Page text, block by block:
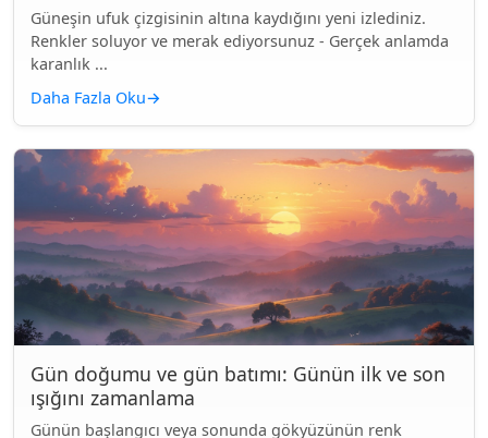
Güneşin ufuk çizgisinin altına kaydığını yeni izlediniz.
Renkler soluyor ve merak ediyorsunuz - Gerçek anlamda
karanlık ...
Daha Fazla Oku→
Gün doğumu ve gün batımı: Günün ilk ve son
ışığını zamanlama
Günün başlangıcı veya sonunda gökyüzünün renk